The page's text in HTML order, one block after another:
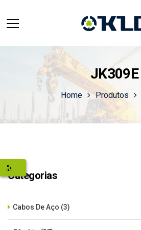
JK309E
Home Produtos
Categorias
Cabos De Aço (3)